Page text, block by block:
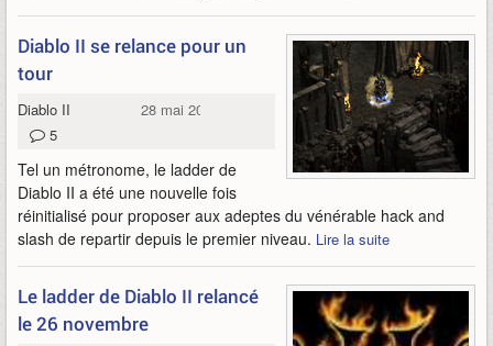
Diablo II se relance pour un
tour
Diablo II
28 mai 2014
5
Tel un métronome, le ladder de
Diablo II a été une nouvelle fois
réinitialisé pour proposer aux adeptes du vénérable hack and
slash de repartir depuis le premier niveau. Lire la suite
Le ladder de Diablo II relancé
le 26 novembre